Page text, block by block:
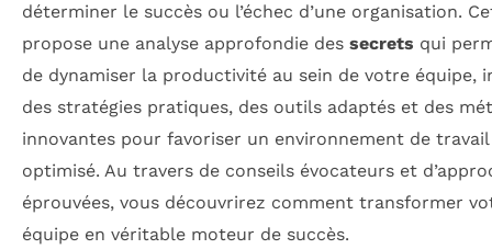
déterminer le succès ou l’échec d’une organisation.
propose une analyse approfondie des secrets qui
de dynamiser la productivité au sein de votre équipe,
des stratégies pratiques, des outils adaptés et des
innovantes pour favoriser un environnement de travail
optimisé. Au travers de conseils évocateurs et
éprouvées, vous découvrirez comment transformer
équipe en véritable moteur de succès.